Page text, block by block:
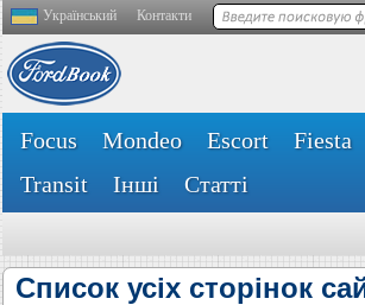
Український Контакти
Focus Mondeo Escort Fiesta
Transit
Інші Статті
Список усіх сторінок